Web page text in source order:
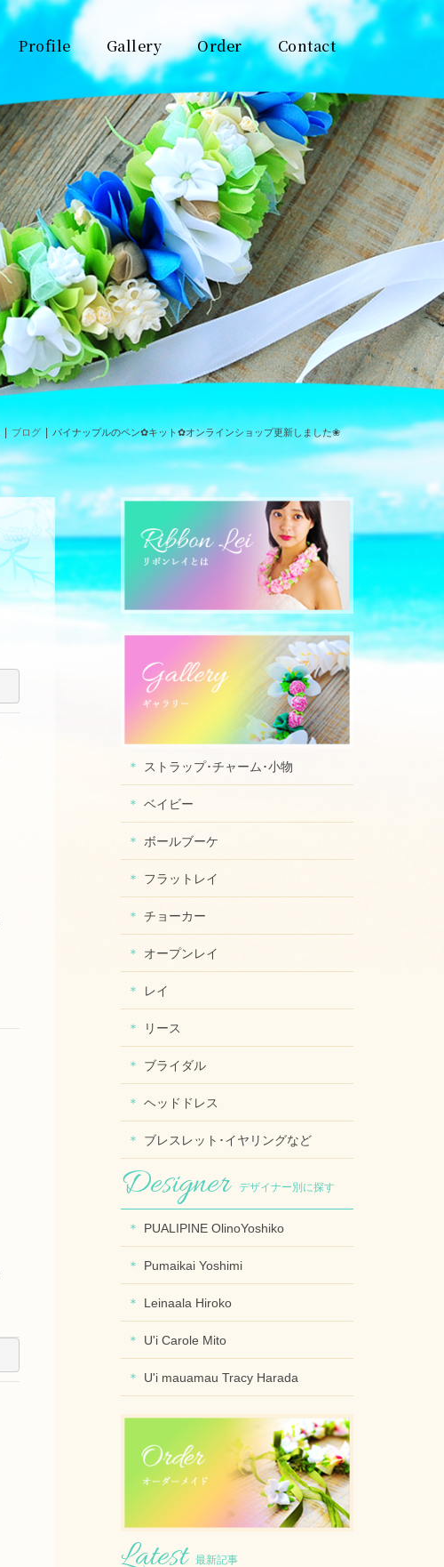
Profile Gallery Order Contact
ブログ パイナップルのペン✿キット✿オンラインショップ更新しました❀
ストラップ･チャーム･小物
ベイビー
ボールブーケ
フラットレイ
チョーカー
オープンレイ
レイ
リース
ブライダル
ヘッドドレス
ブレスレット･イヤリングなど
デザイナー別に探す
PUALIPINE OlinoYoshiko
Pumaikai Yoshimi
Leinaala Hiroko
U'i Carole Mito
U'i mauamau Tracy Harada
最新記事